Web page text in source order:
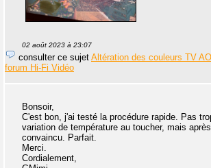
02 août 2023 à 23:07
consulter ce sujet Altération des couleurs TV
forum Hi-Fi Vidéo
Bonsoir,
C'est bon, j'ai testé la procédure rapide. Pas
variation de température au toucher, mais
convaincu. Parfait.
Merci.
Cordialement,